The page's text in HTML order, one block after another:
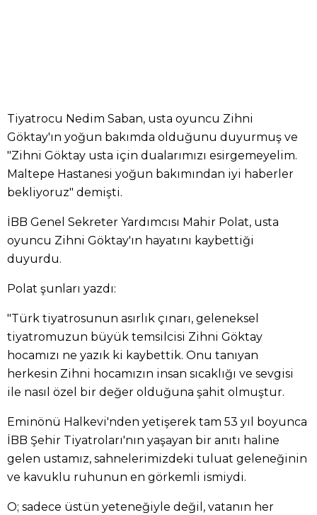
Tiyatrocu Nedim Saban, usta oyuncu Zihni
Göktay'ın yoğun bakımda olduğunu duyurmuş ve
"Zihni Göktay usta için dualarımızı esirgemeyelim.
Maltepe Hastanesi yoğun bakımından iyi haberler
bekliyoruz" demişti.
İBB Genel Sekreter Yardımcısı Mahir Polat, usta
oyuncu Zihni Göktay'ın hayatını kaybettiği
duyurdu.
Polat şunları yazdı:
"Türk tiyatrosunun asırlık çınarı, geleneksel
tiyatromuzun büyük temsilcisi Zihni Göktay
hocamızı ne yazık ki kaybettik. Onu tanıyan
herkesin Zihni hocamızın insan sıcaklığı ve sevgisi
ile nasıl özel bir değer olduğuna şahit olmuştur.
Eminönü Halkevi'nden yetişerek tam 53 yıl boyunca
İBB Şehir Tiyatroları'nın yaşayan bir anıtı haline
gelen ustamız, sahnelerimizdeki tuluat geleneğinin
ve kavuklu ruhunun en görkemli ismiydi.
O; sadece üstün yeteneğiyle değil, vatanın her